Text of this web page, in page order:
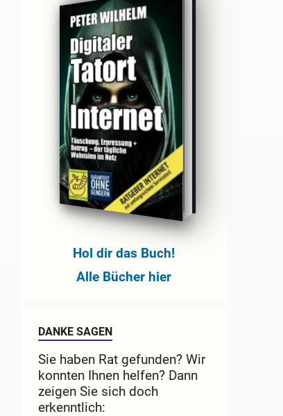
Hol dir das Buch!
Alle Bücher hier
DANKE SAGEN
Sie haben Rat gefunden? Wir
konnten Ihnen helfen? Dann
zeigen Sie sich doch
erkenntlich: